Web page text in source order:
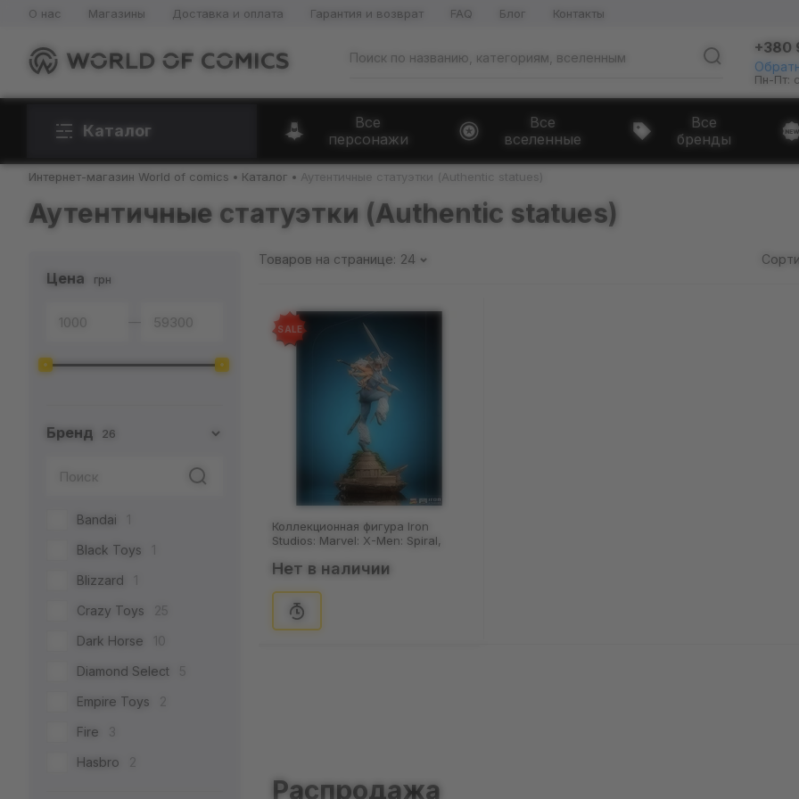
О нас Магазины Доставка и оплата Гарантия и возврат FAQ Блог Контакты
+380
Пн-Пт:
Каталог
Все
персонажи
Все
вселенные
Все
бренды
Интернет-магазин World of comics Каталог Аутентичные статуэтки (Authentic statues)
Аутентичные статуэтки (Authentic statues)
Цена грн
Бренд 26
Bandai
Black Toys
Blizzard
Crazy Toys
Dark Horse
Diamond Select
Empire Toys
Fire
Hasbro
Товаров на странице: 24
SALE
Коллекционная фигура Iron
Studios: Marvel: X-Men: Spiral,
Нет в наличии
Распродажа